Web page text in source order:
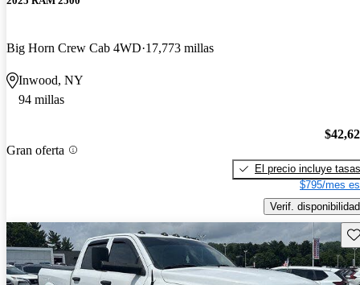
Big Horn Crew Cab 4WD 17,773 millas
Inwood, NY
94 millas
Gran oferta
El precio incluye tasas
$795/mes
Verif. disponibilidad